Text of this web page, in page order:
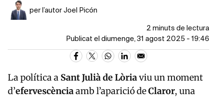
per l’autor Joel Picón
2 minuts de lectura
Publicat el diumenge, 31 agost 2025 - 19:46
La política a Sant Julià de Lòriaviu un moment
d’efervescènciaamb l’aparició deClaror, una